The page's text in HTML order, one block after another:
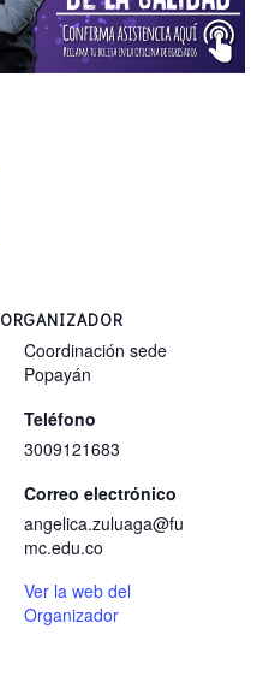
ORGANIZADOR
Coordinación sede
Popayán
Teléfono
3009121683
Correo electrónico
angelica.zuluaga@fu
mc.edu.co
Ver la web del
Organizador